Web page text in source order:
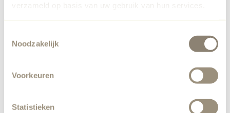
verzameld op basis van uw gebruik van hun services.
Noodzakelijk
Voorkeuren
Statistieken